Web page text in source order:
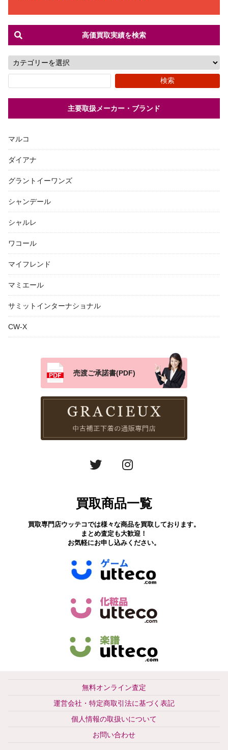
高価買取実績を検索
主要取扱メーカー・ブランド
マルコ
ダイアナ
グラントイーワンズ
シャンデール
シャルレ
ワコール
マイフレンド
マミエール
サミットインターナショナル
CW-X
売渡ご承諾書(PDF)
買取商品一覧
買取専門店ウッテコでは様々な商品を買取しております。
まとめ査定も大歓迎！
お気軽にお申し込みください。
無料オンライン査定
運営会社・特定商取引法に基づく表記
個人情報の取扱いについて
お問い合わせ